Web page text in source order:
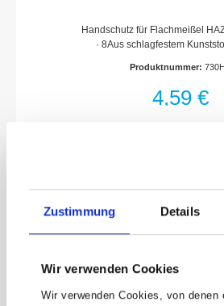
Zustimmung Details
Wir verwenden Cookies
Wir verwenden Cookies, von denen
Handschutz für Flachmeißel
· 8Aus schlagfestem
Produktnummer:
4,59 €